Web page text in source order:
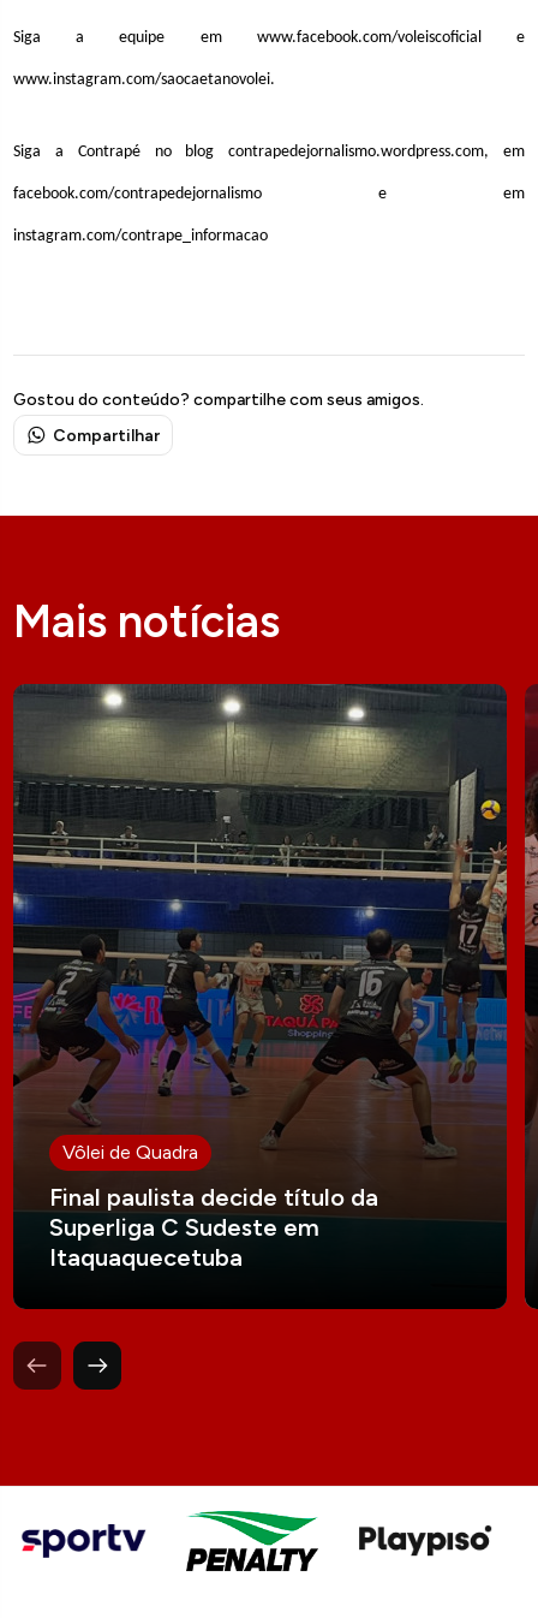
Siga a equipe em www.facebook.com/voleiscoficial e
www.instagram.com/saocaetanovolei.
Siga a Contrapé no blog contrapedejornalismo.wordpress.com, em
facebook.com/contrapedejornalismo e em
instagram.com/contrape_informacao
Gostou do conteúdo? compartilhe com seus amigos.
Compartilhar
Mais notícias
Vôlei de Quadra
Final paulista decide título da
Superliga C Sudeste em
Itaquaquecetuba